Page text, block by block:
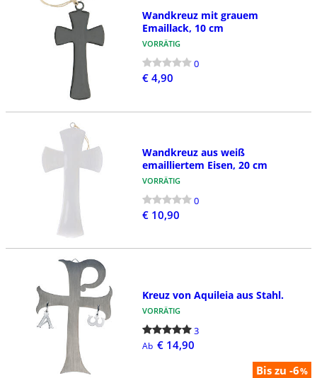
Wandkreuz mit grauem
Emaillack, 10 cm
VORRÄTIG
0
€ 4,90
Wandkreuz aus weiß
emailliertem Eisen, 20 cm
VORRÄTIG
0
€ 10,90
Bis zu -6%
Kreuz von Aquileia aus Stahl.
VORRÄTIG
3
Ab € 14,90